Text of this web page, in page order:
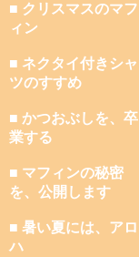
■ クリスマスのマフ
ィン
■ ネクタイ付きシャ
ツのすすめ
■ かつおぶしを、卒
業する
■ マフィンの秘密
を、公開します
■ 暑い夏には、アロ
ハ